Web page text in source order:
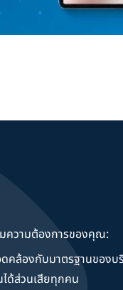
มความต้องการของคุณ:
คล้องกับมาตรฐานของ
ด้ส่วนเสียทุกคน